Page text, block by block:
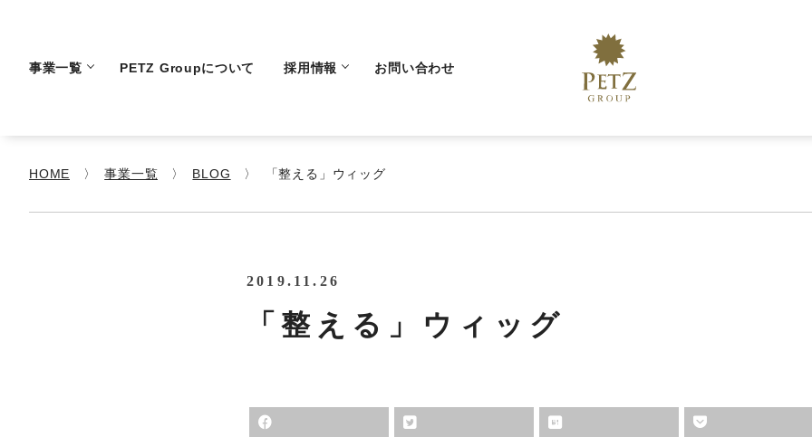
事業一覧 PETZ Groupについて 採用情報 お問い合わせ
HOME 事業一覧 BLOG 「整える」ウィッグ
2019.11.26
「整える」ウィッグ